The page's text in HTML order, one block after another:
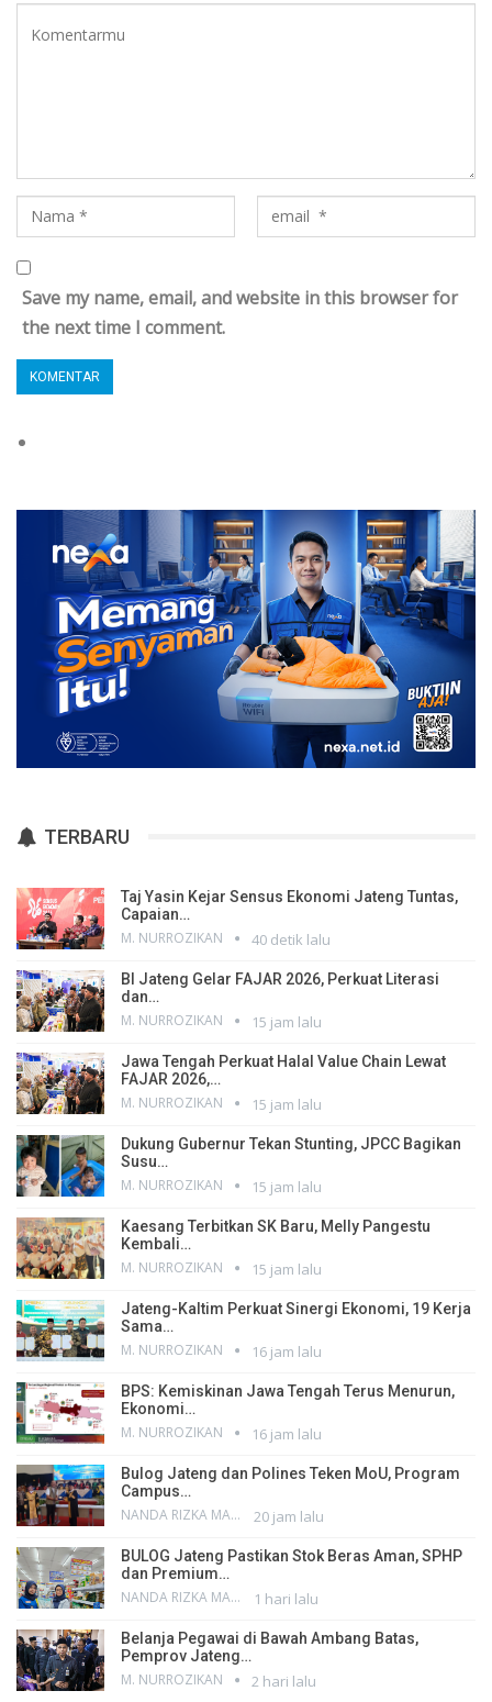
Save my name, email, and website in this browser for
the next time I comment.
TERBARU
Taj Yasin Kejar Sensus Ekonomi Jateng Tuntas,
Capaian…
M. NURROZIKAN 40 detik lalu
BI Jateng Gelar FAJAR 2026, Perkuat Literasi
dan…
M. NURROZIKAN 15 jam lalu
Jawa Tengah Perkuat Halal Value Chain Lewat
FAJAR 2026,…
M. NURROZIKAN 15 jam lalu
Dukung Gubernur Tekan Stunting, JPCC Bagikan
Susu…
M. NURROZIKAN 15 jam lalu
Kaesang Terbitkan SK Baru, Melly Pangestu
Kembali…
M. NURROZIKAN 15 jam lalu
Jateng-Kaltim Perkuat Sinergi Ekonomi, 19 Kerja
Sama…
M. NURROZIKAN 16 jam lalu
BPS: Kemiskinan Jawa Tengah Terus Menurun,
Ekonomi…
M. NURROZIKAN 16 jam lalu
Bulog Jateng dan Polines Teken MoU, Program
Campus…
NANDA RIZKA MAHENDRA 20 jam lalu
BULOG Jateng Pastikan Stok Beras Aman, SPHP
dan Premium…
NANDA RIZKA MAHENDRA 1 hari lalu
Belanja Pegawai di Bawah Ambang Batas,
Pemprov Jateng…
M. NURROZIKAN 2 hari lalu